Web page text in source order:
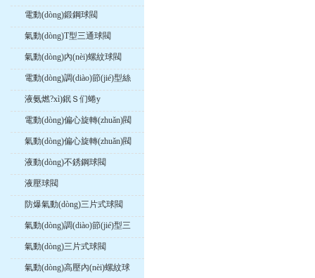
電動(dòng)鍛鋼球閥
氣動(dòng)T型三通球閥
氣動(dòng)內(nèi)螺紋球閥
電動(dòng)調(diào)節(jié)型絲
口球閥
液氨燃?xì)鈱Ｓ们蜷y
電動(dòng)偏心旋轉(zhuǎn)閥
氣動(dòng)偏心旋轉(zhuǎn)閥
液動(dòng)不銹鋼球閥
液壓球閥
防爆氣動(dòng)三片式球閥
氣動(dòng)調(diào)節(jié)型三
片式球閥
氣動(dòng)三片式球閥
氣動(dòng)高壓內(nèi)螺紋球